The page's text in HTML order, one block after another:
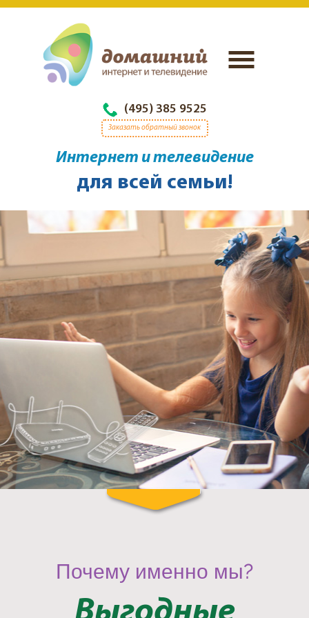
(495) 385 9525
Заказать обратный звонок
Интернет и телевидение
для всей семьи!
Почему именно мы?